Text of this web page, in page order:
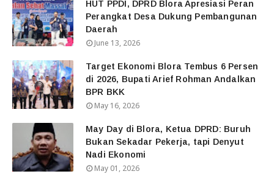
HUT PPDI, DPRD Blora Apresiasi Peran
Perangkat Desa Dukung Pembangunan
Daerah
June 13, 2026
Target Ekonomi Blora Tembus 6 Persen
di 2026, Bupati Arief Rohman Andalkan
BPR BKK
May 16, 2026
May Day di Blora, Ketua DPRD: Buruh
Bukan Sekadar Pekerja, tapi Denyut
Nadi Ekonomi
May 01, 2026